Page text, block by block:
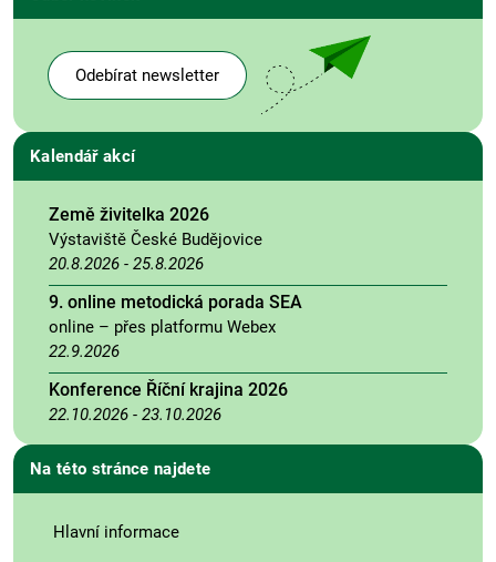
Odebírat newsletter
Kalendář akcí
Země živitelka 2026
Výstaviště České Budějovice
20.8.2026 - 25.8.2026
9. online metodická porada SEA
online – přes platformu Webex
22.9.2026
Konference Říční krajina 2026
22.10.2026 - 23.10.2026
Na této stránce najdete
Hlavní informace